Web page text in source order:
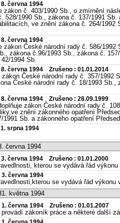
června 1994
zákon č. 403/1990 Sb., o zmírnění
528/1990 Sb., zákona č. 137/1991
ve znění zákona č. 264/1992
června 1994
zákon České národní rady č. 586/
zákona č.96/1993 Sb., zákona č.
1994 Sb.
června 1994 Zrušeno : 01.01.2014
České národní rady č. 357/1992
České národní rady č. 18/1993
června 1994 Zrušeno : 28.09.1999
zákon České národní rady č.
znění zákonného opatření
1991 Sb. a zákonného opatření
srpna 1994
června 1994
června 1994 Zrušeno : 01.01.2000
kterou se vydává řád
června 1994
se vydává řád výkonu
května 1994
1. června 1994 Zrušeno : 01.01.2007
zákoník práce a některé další